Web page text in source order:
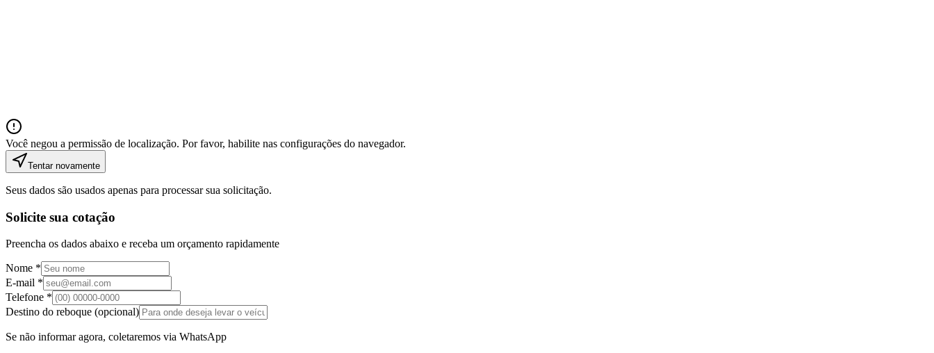
Você negou a permissão de localização. Por favor, habilite nas configurações do navegador.
Tentar novamente
Seus dados são usados apenas para processar sua solicitação.
Solicite sua cotação
Preencha os dados abaixo e receba um orçamento rapidamente
Nome *
E-mail *
Telefone *
Destino do reboque (opcional)
Se não informar agora, coletaremos via WhatsApp